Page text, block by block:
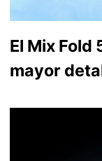
El Mix Fold
mayor